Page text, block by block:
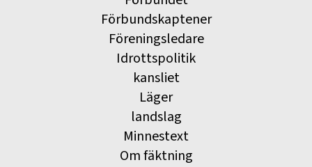
Förbundskaptener
Föreningsledare
Idrottspolitik
kansliet
Läger
landslag
Minnestext
Om fäktning